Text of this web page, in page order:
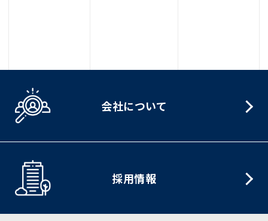
会社について
採用情報